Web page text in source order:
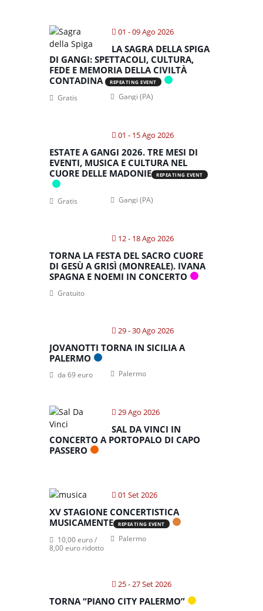
01 - 09 Ago 2026
LA SAGRA DELLA SPIGA
DI GANGI: SPETTACOLI, CULTURA,
FEDE E MEMORIA DELLA CIVILTÀ
CONTADINA
REPEATING EVENT
Gangi (PA)
Gratis
01 - 15 Ago 2026
ESTATE A GANGI 2026. TRE MESI DI
EVENTI, MUSICA E CULTURA NEL
CUORE DELLE MADONIE
REPEATING EVENT
Gangi (PA)
Gratis
12 - 18 Ago 2026
TORNA LA FESTA DEL SACRO CUORE
DI GESÙ A GRISÌ (MONREALE). IVANA
SPAGNA E NOEMI IN CONCERTO
Gratuito
29 - 30 Ago 2026
JOVANOTTI TORNA IN SICILIA A
PALERMO
Palermo
da 69 euro
29 Ago 2026
SAL DA VINCI IN
CONCERTO A PORTOPALO DI CAPO
PASSERO
01 Set 2026
XV STAGIONE CONCERTISTICA
MUSICAMENTE
REPEATING EVENT
Palermo
10,00 euro /
8,00 euro ridotto
25 - 27 Set 2026
TORNA “PIANO CITY PALERMO”